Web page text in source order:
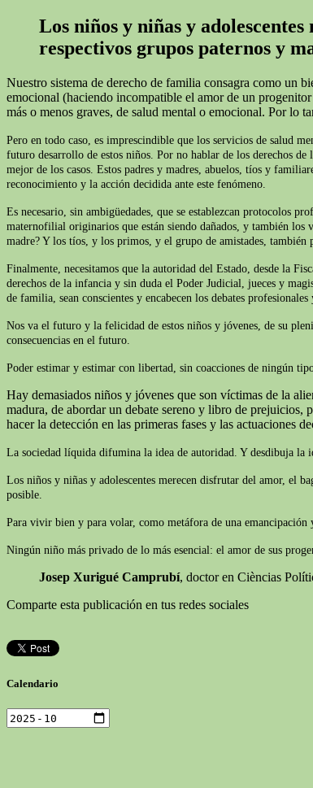
Los niños y niñas y
respectivos grupos paternos y
Nuestro sistema de derecho de familia consagra como un
emocional (haciendo incompatible el amor de un
más o menos graves, de salud mental o emocional. Por lo
Pero en todo caso, es imprescindible que los servicios de salud
futuro desarrollo de estos niños. Por no hablar de los derechos
mejor de los casos. Estos padres y madres, abuelos, tíos y
reconocimiento y la acción decidida ante este fenómeno.
Es necesario, sin ambigüedades, que se establezcan protocolos
maternofilial originarios que están siendo dañados, y también los
madre? Y los tíos, y los primos, y el grupo de amistades, también
Finalmente, necesitamos que la autoridad del Estado, desde la
derechos de la infancia y sin duda el Poder Judicial, jueces y
de familia, sean conscientes y encabecen los debates
Nos va el futuro y la felicidad de estos niños y jóvenes, de su
consecuencias en el futuro.
Poder estimar y estimar con libertad, sin coacciones de ningún
Hay demasiados niños y jóvenes que son víctimas de la
madura, de abordar un debate sereno y libro de prejuicios,
hacer la detección en las primeras fases y las actuaciones
La sociedad líquida difumina la idea de autoridad. Y desdibuja la
Los niños y niñas y adolescentes merecen disfrutar del amor, el
posible.
Para vivir bien y para volar, como metáfora de una
Ningún niño más privado de lo más esencial: el amor de sus
Josep Xurigué Camprubí, doctor en Cièncias
Comparte esta publicación en tus redes sociales
Calendario